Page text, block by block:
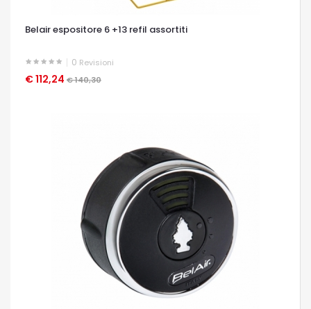
Belair espositore 6 +13 refil assortiti
0 Revisioni
€ 112,24 € 140,30
OCCHIATA VELOCE